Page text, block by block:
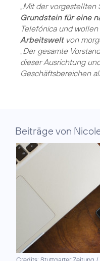
„Mit der vorgestellten
Grundstein für eine
Telefónica und wollen
Arbeitsweltvon
„Der gesamte
dieser Ausrichtung
Geschäftsbereichen
Beiträge von